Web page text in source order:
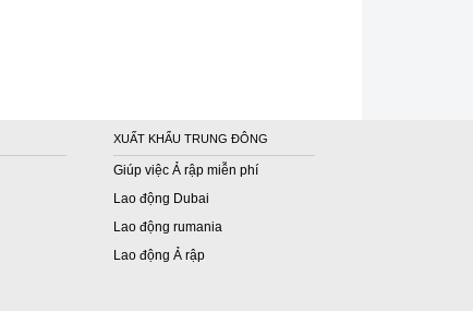
XUẤT KHẨU TRUNG ĐÔNG
Giúp việc Ả rập miễn phí
Lao động Dubai
Lao động rumania
Lao động Ả rập